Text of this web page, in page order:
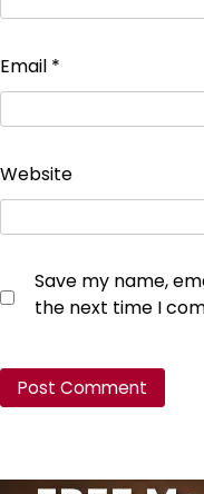
Email *
Website
Save my name,
the next time I